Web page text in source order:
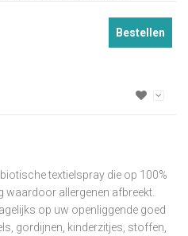
Bestellen
textielspray die op 100%
waardoor allergenen afbreekt.
op uw openliggende goed
gordijnen, kinderzitjes, stoffen,